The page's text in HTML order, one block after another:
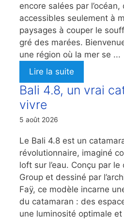
encore salées par
accessibles seulement à
paysages à couper le
gré des marées.
une région où la mer se ...
Lire la suite
Bali 4.8, un vrai
vivre
5 août 2026
Le Bali 4.8 est un
révolutionnaire, imaginé
loft sur l’eau. Conçu par
Group et dessiné par
Faÿ, ce modèle incarne
du catamaran : des
une luminosité optimale